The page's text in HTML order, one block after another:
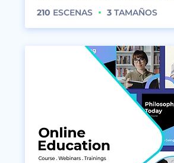
210 ESCENAS 3 TAMAÑOS